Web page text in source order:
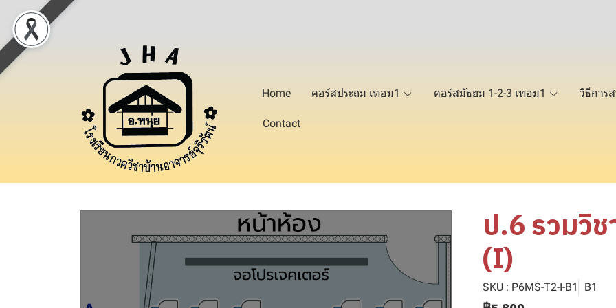
Home คอร์สประถม เทอม1 คอร์สมัธยม 1-2-3 เทอม1 วิธีการ
Contact
ป.6 รวมวิ
(I)
SKU : P6MS-T2-I-B1 B1